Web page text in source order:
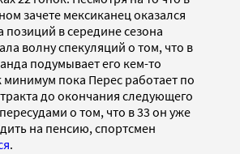
зачете мексиканец оказался
позиций в середине сезона
волну спекуляций о том, что в
подумывает его кем-то
минимум пока Перес работает по
до окончания следующего
о том, что в 33 он уже
на пенсию, спортсмен
.